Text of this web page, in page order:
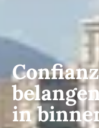
in